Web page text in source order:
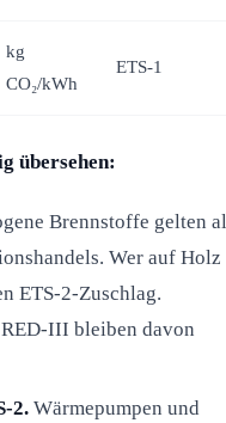
kg
CO₂/kWh
ETS-1
übersehen:
Brennstoffe gelten
Wer auf Holz
ETS-2-Zuschlag.
III bleiben davon
2. Wärmepumpen und